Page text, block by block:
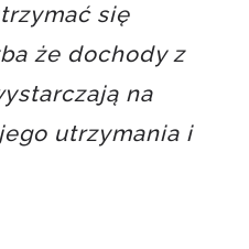
się
że dochody z
na
utrzymania i